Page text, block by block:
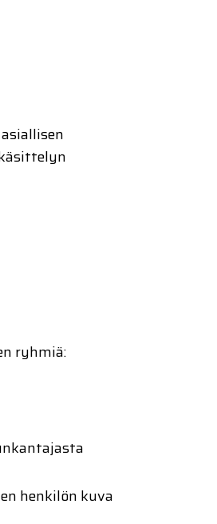
ryhmiä:
henkilön kuva